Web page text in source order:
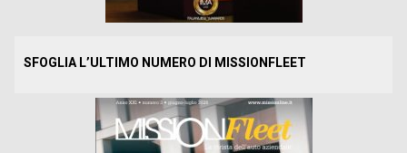
SFOGLIA L’ULTIMO NUMERO DI MISSIONFLEET